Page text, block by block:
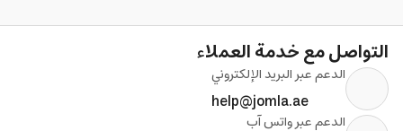
التواصل مع خدمة العملاء
الدعم عبر البريد الإلكتروني
help@jomla.ae
الدعم عبر واتس آب